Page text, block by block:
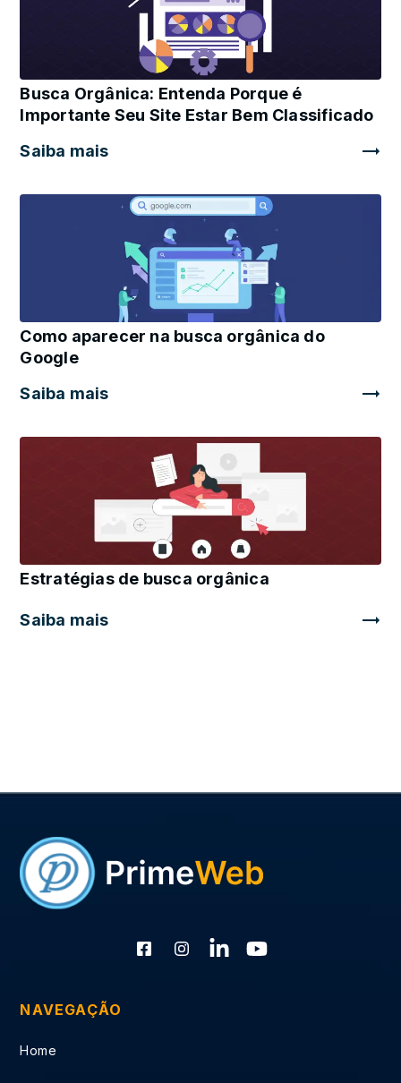
Busca Orgânica: Entenda Porque é
Importante Seu Site Estar Bem Classificado
Saiba mais
Como aparecer na busca orgânica do
Google
Saiba mais
Estratégias de busca orgânica
Saiba mais
NAVEGAÇÃO
Home